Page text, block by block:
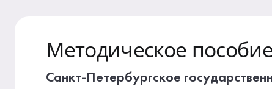
Методическое
Санкт-Петербургское